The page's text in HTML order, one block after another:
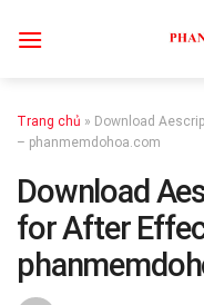
Trang chủ » Download
– phanmemdohoa.com
Download
for After